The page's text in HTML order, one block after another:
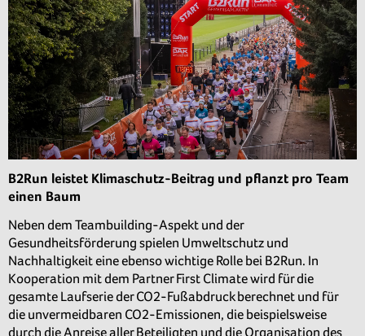
B2Run leistet Klimaschutz-Beitrag und pflanzt pro Team
einen Baum
Neben dem Teambuilding-Aspekt und der
Gesundheitsförderung spielen Umweltschutz und
Nachhaltigkeit eine ebenso wichtige Rolle bei B2Run. In
Kooperation mit dem Partner First Climate wird für die
gesamte Laufserie der CO2-Fußabdruck berechnet und für
die unvermeidbaren CO2-Emissionen, die beispielsweise
durch die Anreise aller Beteiligten und die Organisation des